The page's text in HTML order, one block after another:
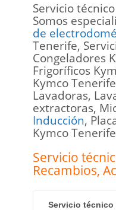
Servicio
Somos
de
Tenerife,
Congeladores
Frigoríficos
Kymco
Lavadoras,
extractoras,
Inducción,
Kymco
Servicio
Recambios,
Servicio técnico